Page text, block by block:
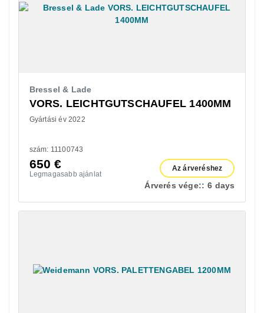
Bressel & Lade
VORS. LEICHTGUTSCHAUFEL 1400MM
Gyártási év 2022
szám: 11100743
650€
Legmagasabb ajánlat
Az árveréshez
Árverés vége:: 6 days